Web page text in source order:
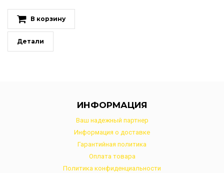
В корзину
Детали
ИНФОРМАЦИЯ
Ваш надежный партнер
Информация о доставке
Гарантийная политика
Оплата товара
Политика конфиденциальности